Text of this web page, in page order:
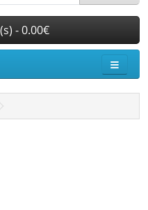
- 0.00€